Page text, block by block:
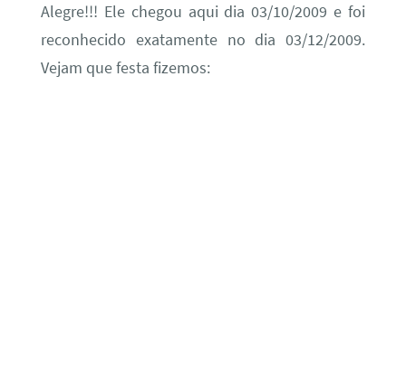
Alegre!!! Ele chegou aqui dia 03/10/2009 e foi
reconhecido exatamente no dia 03/12/2009.
Vejam que festa fizemos: